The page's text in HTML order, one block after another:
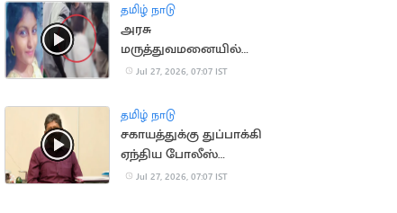
தமிழ் நாடு
அரசு
மருத்துவமனையில்
சடலங்களை மாற்றி
உறவினர்கள் அதிர்ச்சி
Jul 27, 2026, 07:07 IST
தமிழ் நாடு
சகாயத்துக்கு துப்பாக்கி
ஏந்திய போலீஸ்
பாதுகாப்பு
Jul 27, 2026, 07:07 IST